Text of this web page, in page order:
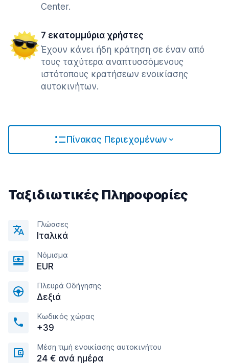
Center.
7 εκατομμύρια χρήστες
Έχουν κάνει ήδη κράτηση σε έναν από
τους ταχύτερα αναπτυσσόμενους
ιστότοπους κρατήσεων ενοικίασης
αυτοκινήτων.
Πίνακας Περιεχομένων
Ταξιδιωτικές Πληροφορίες
Γλώσσες
Ιταλικά
Νόμισμα
EUR
Πλευρά Οδήγησης
Δεξιά
Κωδικός χώρας
+39
Μέση τιμή ενοικίασης αυτοκινήτου
24 € ανά ημέρα